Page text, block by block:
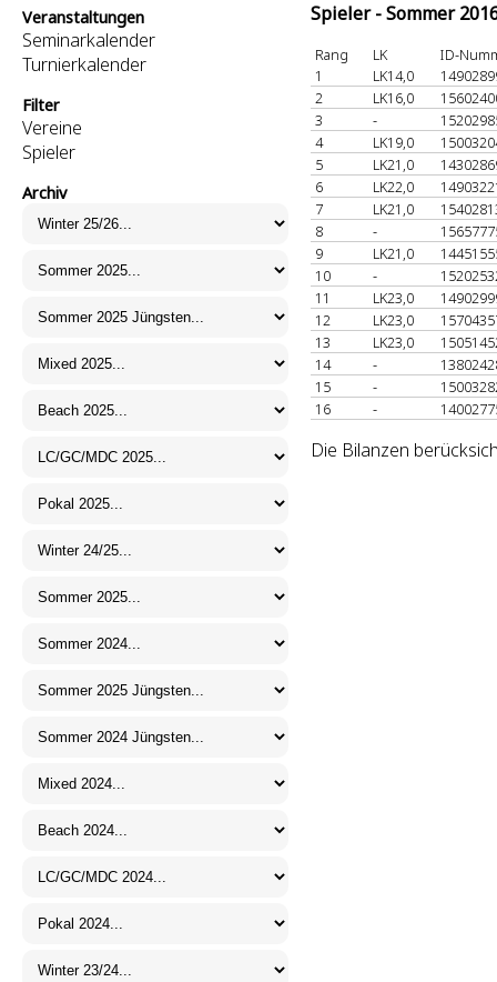
Veranstaltungen
Seminarkalender
Turnierkalender
Filter
Vereine
Spieler
Archiv
Spieler - Sommer
Rang LK
ID-
1
LK14,0
2
LK16,0
3
-
4
LK19,0
5
LK21,0
6
LK22,0
7
LK21,0
8
-
9
LK21,0
10
-
11
LK23,0
12
LK23,0
13
LK23,0
14
-
15
-
16
-
Die Bilanzen